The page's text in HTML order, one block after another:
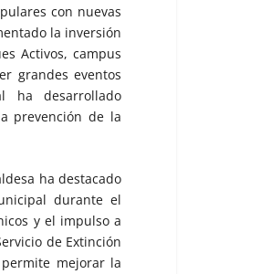
con nuevas
la inversión
Activos, campus
grandes eventos
ha desarrollado
prevención de la
ha destacado
durante el
y el impulso a
de Extinción
mejorar la